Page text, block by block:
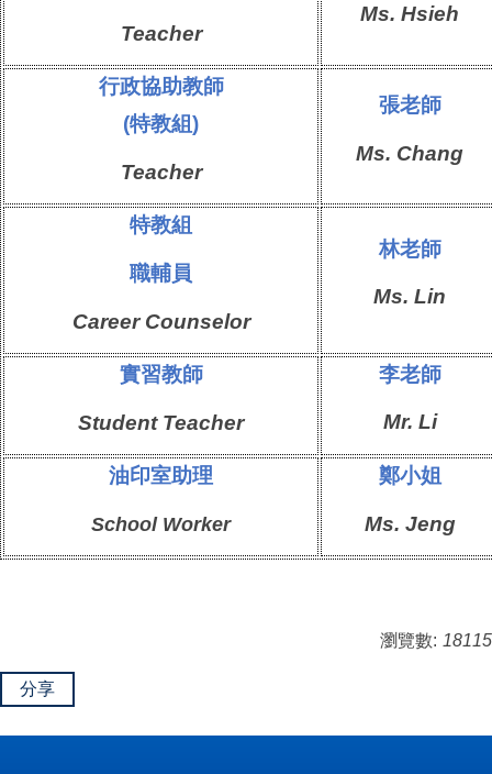
Teacher
Ms. Hsieh
行政協助教師
(特教組)
Teacher
張老師
Ms. Chang
特教組
職輔員
Career Counselor
林老師
Ms. Lin
實習教師
Student Teacher
李老師
Mr. Li
油印室助理
School Worker
鄭小姐
Ms. Jeng
瀏覽數: 18115
分享